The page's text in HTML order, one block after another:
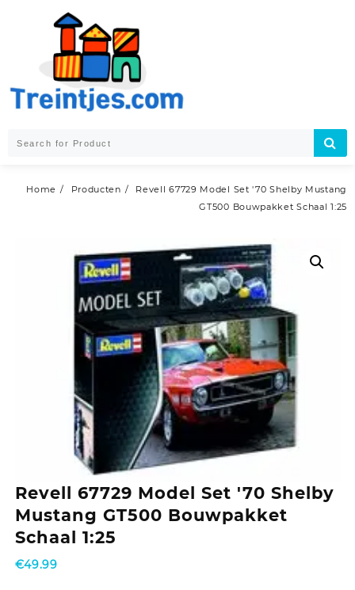
Home Producten
Revell 67729 Model Set '70 Shelby Mustang
GT500 Bouwpakket Schaal 1:25
Revell 67729 Model Set '70 Shelby
Mustang GT500 Bouwpakket
Schaal 1:25
€49.99